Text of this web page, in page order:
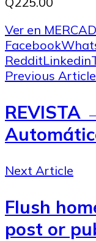
Ver en
Facebook
RedditLinkedin
Previous Article
REVISTA
Next Article
Flush
post or